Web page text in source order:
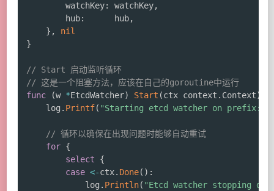
		watchKey
: watchKey,
		hub
:
      hub
,
} ,
nil
}
// Start 启动监听循环
// 这是一个阻塞方法，应该在自己的goroutine中运行
func
(w *EtcdWatcher) Start (ctx context . Context)
	log
. Printf( "Starting etcd watcher on prefix:
// 循环以确保在出现问题时能够自动重试
for {
select
{
case <-ctx. Done( ) :
			log
. Println( "Etcd watcher stopping